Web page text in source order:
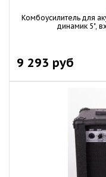
Комбоусилитель для
динамик 5",
9 293 руб